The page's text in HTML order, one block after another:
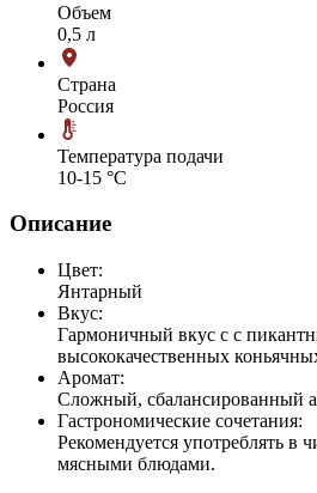
Объем
0,5 л
Страна
Россия
Температура подачи
10-15 °С
Описание
Цвет:
Янтарный
Вкус:
Гармоничный вкус с с
высококачественных
Аромат:
Сложный, сбалансированный
Гастрономические сочетания:
Рекомендуется употреблять в
мясными блюдами.